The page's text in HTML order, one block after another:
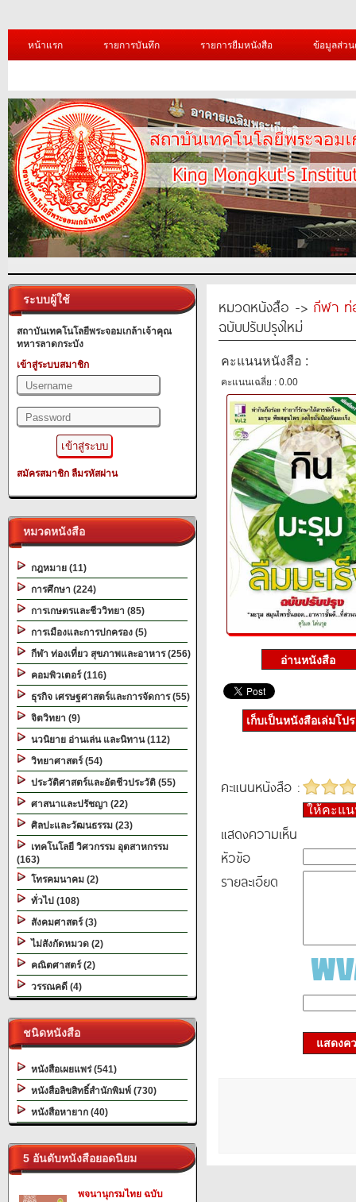
หน้าแรก รายการบันทึก รายการยืมหนังสือ ข้อมูลส่ว
ระบบผู้ใช้
สถาบันเทคโนโลยีพระจอมเกล้าเจ้าคุณ
ทหารลาดกระบัง
เข้าสู่ระบบสมาชิก
สมัครสมาชิก ลืมรหัสผ่าน
หมวดหนังสือ
กฎหมาย (11)
การศึกษา (224)
การเกษตรและชีววิทยา (85)
การเมืองและการปกครอง (5)
กีฬา ท่องเที่ยว สุขภาพและอาหาร (256)
คอมพิวเตอร์ (116)
ธุรกิจ เศรษฐศาสตร์และการจัดการ (55)
จิตวิทยา (9)
นวนิยาย อ่านเล่น และนิทาน (112)
วิทยาศาสตร์ (54)
ประวัติศาสตร์และอัตชีวประวัติ (55)
ศาสนาและปรัชญา (22)
ศิลปะและวัฒนธรรม (23)
เทคโนโลยี วิศวกรรม อุตสาหกรรม
(163)
โทรคมนาคม (2)
ทั่วไป (108)
สังคมศาสตร์ (3)
ไม่สังกัดหมวด (2)
คณิตศาสตร์ (2)
วรรณคดี (4)
ชนิดหนังสือ
หนังสือเผยแพร่ (541)
หนังสือลิขสิทธิ์สำนักพิมพ์ (730)
หนังสือหายาก (40)
5 อันดับหนังสือยอดนิยม
พจนานุกรมไทย ฉบับ
หมวดหนังสือ -> กีฬา ท่
ฉบับปรับปรุงใหม่
คะแนนหนังสือ :
คะแนนเฉลี่ย : 0.00
เก็บเป็นหนังสือเล่มโป
คะแนนหนังสือ :
ให้คะแ
แสดงความเห็น
หัวข้อ
รายละเอียด
แสดงค